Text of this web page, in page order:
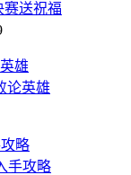
赛送祝福
论英雄
手攻略